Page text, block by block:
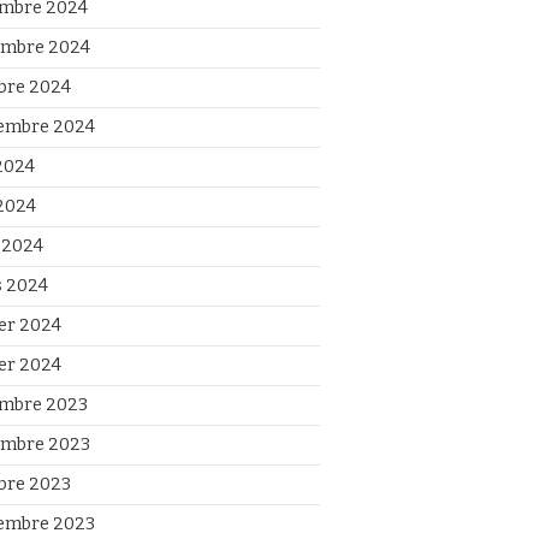
2024
2024
2024
2024
2024
2024
2024
2023
2023
2023
2023